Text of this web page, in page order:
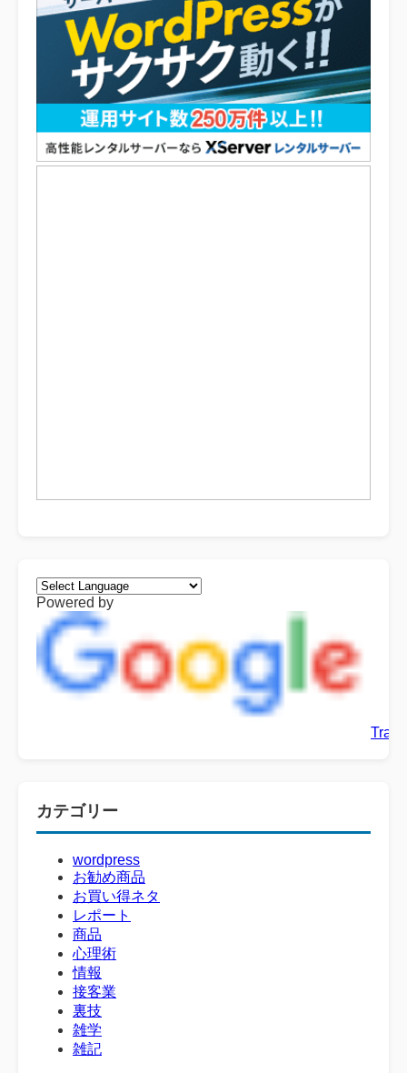
Powered by
カテゴリー
wordpress
お勧め商品
お買い得ネタ
レポート
商品
心理術
情報
接客業
裏技
雑学
雑記